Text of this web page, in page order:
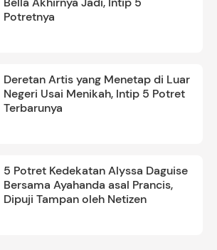
Potretnya
Deretan Artis yang Menetap di Luar
Negeri Usai Menikah, Intip 5 Potret
Terbarunya
5 Potret Kedekatan Alyssa Daguise
Bersama Ayahanda asal Prancis,
Dipuji Tampan oleh Netizen